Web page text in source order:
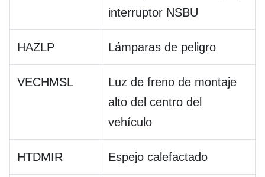
interruptor NSBU
HAZLP Lámparas de peligro
VECHMSL
Luz de freno de montaje
alto del centro del
vehículo
HTDMIR Espejo calefactado